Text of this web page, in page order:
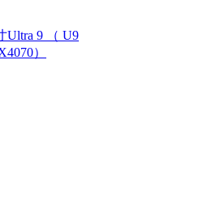
Ultra 9 （ U9
）